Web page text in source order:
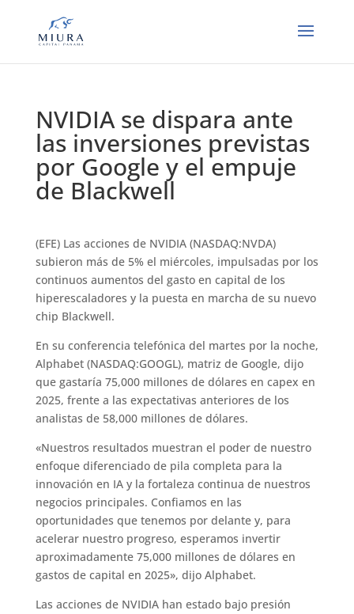
NVIDIA se dispara ante
las inversiones previstas
por Google y el empuje
de Blackwell
(EFE) Las acciones de NVIDIA (NASDAQ:NVDA)
subieron más de 5% el miércoles, impulsadas por los
continuos aumentos del gasto en capital de los
hiperescaladores y la puesta en marcha de su nuevo
chip Blackwell.
En su conferencia telefónica del martes por la noche,
Alphabet (NASDAQ:GOOGL), matriz de Google, dijo
que gastaría 75,000 millones de dólares en capex en
2025, frente a las expectativas anteriores de los
analistas de 58,000 millones de dólares.
«Nuestros resultados muestran el poder de nuestro
enfoque diferenciado de pila completa para la
innovación en IA y la fortaleza continua de nuestros
negocios principales. Confiamos en las
oportunidades que tenemos por delante y, para
acelerar nuestro progreso, esperamos invertir
aproximadamente 75,000 millones de dólares en
gastos de capital en 2025», dijo Alphabet.
Las acciones de NVIDIA han estado bajo presión